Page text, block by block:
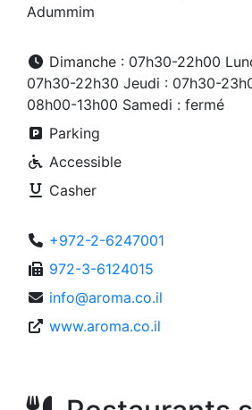
Adummim
Dimanche : 07h30-22h00
07h30-22h30 Jeudi : 07h30-
08h00-13h00 Samedi : fermé
Parking
Accessible
Casher
+972-2-6247001
972-3-6124015
info@aroma.co.il
www.aroma.co.il